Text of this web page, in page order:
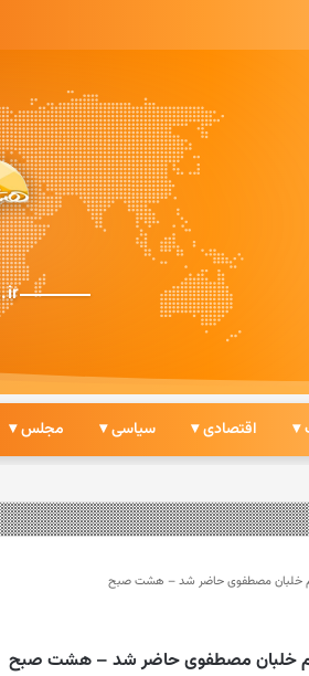
▾ اقتصادی ▾ سیاسی ▾ مجلس ▾
خلبان مصطفوی حاضر شد – هشت صبح
خلبان مصطفوی حاضر شد – هشت صبح